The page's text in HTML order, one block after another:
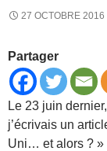
27 OCTOBRE 2016
Partager
Le 23 juin
j’écrivais un
Uni… et alors ? »